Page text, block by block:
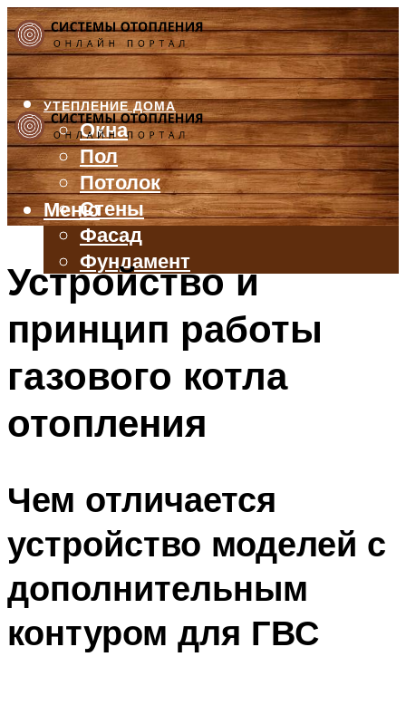
УТЕПЛЕНИЕ ДОМА
Окна
Пол
Потолок
Стены
Фасад
Фундамент
БАЛКОН И ЛОДЖИЯ
ВЕНТИЛЯЦИЯ
ТРУБЫ
Меню
Меню
Устройство и
принцип работы
газового котла
отопления
Чем отличается
устройство моделей с
дополнительным
контуром для ГВС